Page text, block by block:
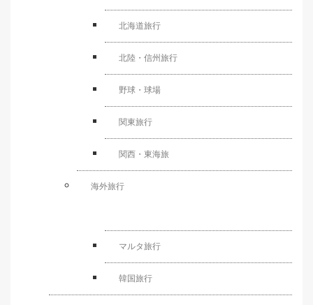
北海道旅行
北陸・信州旅行
野球・球場
関東旅行
関西・東海旅
海外旅行
マルタ旅行
韓国旅行